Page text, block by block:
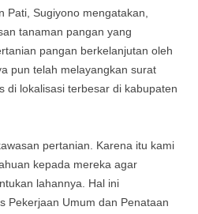
Pati, Sugiyono mengatakan,
tanaman pangan yang
pangan berkelanjutan oleh
pun telah melayangkan surat
di lokalisasi terbesar di kabupaten
pertanian. Karena itu kami
kepada mereka agar
lahannya. Hal ini
Pekerjaan Umum dan Penataan